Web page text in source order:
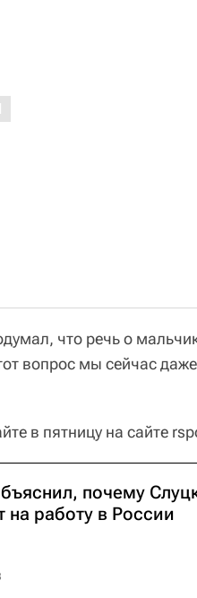
что речь о
вопрос мы сейчас
в пятницу на сайте
почему
на работу в России